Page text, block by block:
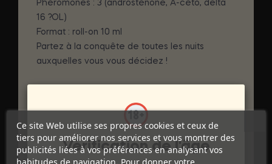
Phéromones : 3 (androsténone, A-céto, delta
16 ?OL)
Format : roll-on 10 ml
Partez à la conquête de toutes les nuits
auxquelles vous vous décidez !
Marque 500COSMETICS
Ce site Web utilise ses propres cookies et ceux de
tiers pour améliorer nos services et vous montrer des
publicités liées à vos préférences en analysant vos
Vérification de l'âge